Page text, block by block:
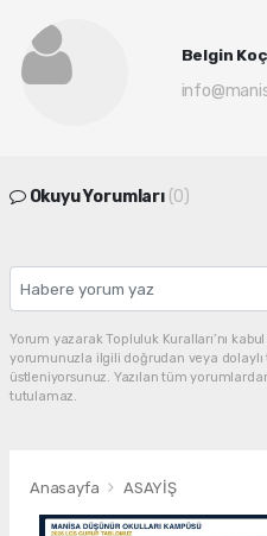
Belgin
Okuyu Yorumları (0)
Yorum yazarak Topluluk Kuralları’nı
yorumunuzla ilgili doğrudan veya dolaylı
üstleniyorsunuz. Yazılan tüm
tutulamaz.
Anasayfa ASAYİŞ